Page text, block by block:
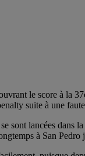
le score à la
suite à une
sont lancées dans
à San